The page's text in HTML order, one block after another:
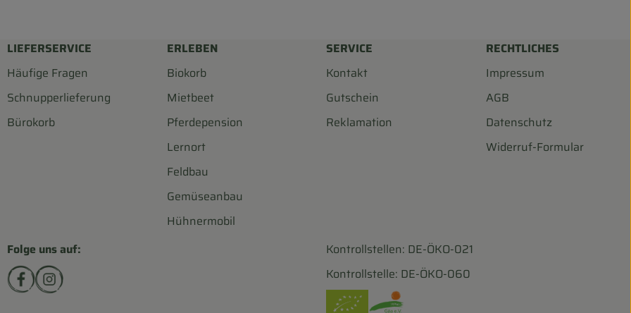
LIEFERSERVICE
Häufige Fragen
Schnupperlieferung
Bürokorb
ERLEBEN
Biokorb
Mietbeet
Pferdepension
Lernort
Feldbau
Gemüseanbau
Hühnermobil
SERVICE
Kontakt
Gutschein
Reklamation
RECHTLICHES
Impressum
AGB
Datenschutz
Widerruf-Formular
Folge uns auf:
Externer Link zu https://www.facebook.com/biohofscharf/
Externer Link zu https://www.instagram.com/biohofscharf/?hl=de
Kontrollstellen: DE-ÖKO-021
Kontrollstelle: DE-ÖKO-060